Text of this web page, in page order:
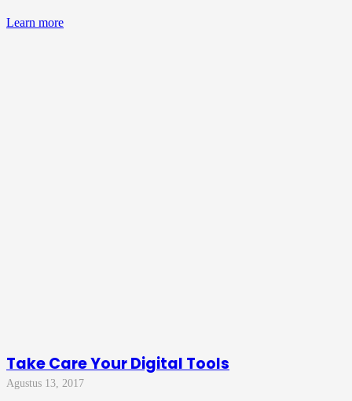
Learn more
Take Care Your Digital Tools
Agustus 13, 2017